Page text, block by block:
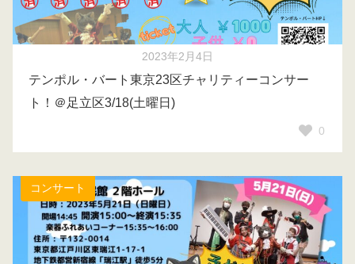
2023年2月4日
テンポル・バート東京23区チャリティーコンサー
ト！＠足立区3/18(土曜日)
0
コンサート